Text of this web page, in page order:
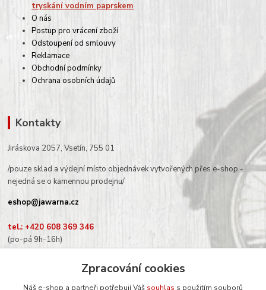
tryskání vodním paprskem
O nás
Postup pro vrácení zboží
Odstoupení od smlouvy
Reklamace
Obchodní podmínky
Ochrana osobních údajů
Kontakty
Jiráskova 2057, Vsetín, 755 01
/pouze sklad a výdejní místo objednávek vytvořených přes e-shop -
nejedná se o kamennou prodejnu/
eshop@jawarna.cz
tel.: +420 608 369 346
(po-pá 9h-16h)
Zpracování cookies
Náš e-shop a partneři potřebují Váš souhlas s použitím souborů